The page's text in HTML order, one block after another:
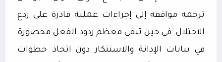
ترجمة مواقفه إلى إجراءات عملية قادرة على ردع
الاحتلال في حين تبقى معظم ردود الفعل محصورة
في بيانات الإدانة والاستنكار دون اتخاذ خطوات